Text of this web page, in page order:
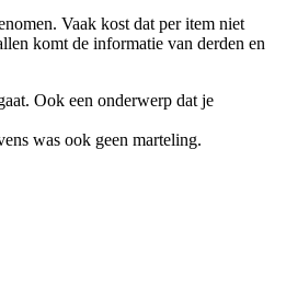
Vaak kost dat per item niet
komt de informatie van derden en
Ook een onderwerp dat je
was ook geen marteling.